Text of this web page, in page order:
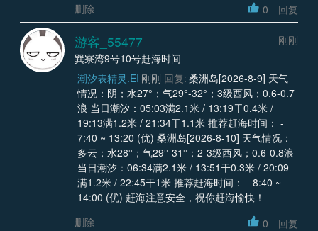
删除
0 回复
游客_55477
刚刚
巽寮湾9号10号赶海时间
潮汐表精灵.EI 刚刚 回复: 桑洲岛[2026-8-9] 天气
情况：阴；水27°；气29°-32°；3级西风；0.6-0.7
浪 当日潮汐：05:03满2.1米 / 13:19干0.4米 /
19:13满1.2米 / 21:34干1.1米 推荐赶海时间： -
7:40 ~ 13:20 (优) 桑洲岛[2026-8-10] 天气情况：
多云；水28°；气29°-31°；2-3级西风；0.6-0.8浪
当日潮汐：06:34满2.1米 / 13:51干0.3米 / 20:09
满1.2米 / 22:45干1米 推荐赶海时间： - 8:40 ~
14:00 (优) 赶海注意安全，祝你赶海愉快！
删除
0 回复